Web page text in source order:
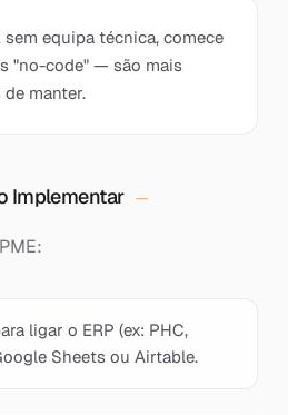
sem equipa técnica, comece
"no-code" — são mais
manter.
Implementar
ligar o ERP (ex: PHC,
Sheets ou Airtable.